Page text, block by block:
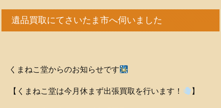
遺品買取にてさいたま市へ伺いました
くまねこ堂からのお知らせです
【くまねこ堂は今月休まず出張買取を行います！ 】